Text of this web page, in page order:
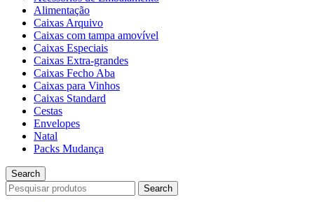
Alimentação
Caixas Arquivo
Caixas com tampa amovível
Caixas Especiais
Caixas Extra-grandes
Caixas Fecho Aba
Caixas para Vinhos
Caixas Standard
Cestas
Envelopes
Natal
Packs Mudança
Search
Search